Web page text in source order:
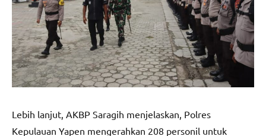
Lebih lanjut, AKBP Saragih menjelaskan, Polres
Kepulauan Yapen mengerahkan 208 personil untuk